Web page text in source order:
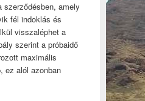
szerződésben, amely
fél indoklás és
visszaléphet a
szerint a próbaidő
maximális
ez alól azonban